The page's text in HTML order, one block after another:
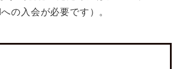
の入会が必要です）。